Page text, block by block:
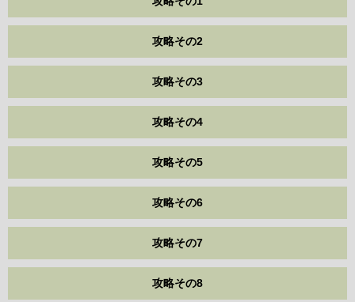
攻略その2
攻略その3
攻略その4
攻略その5
攻略その6
攻略その7
攻略その8